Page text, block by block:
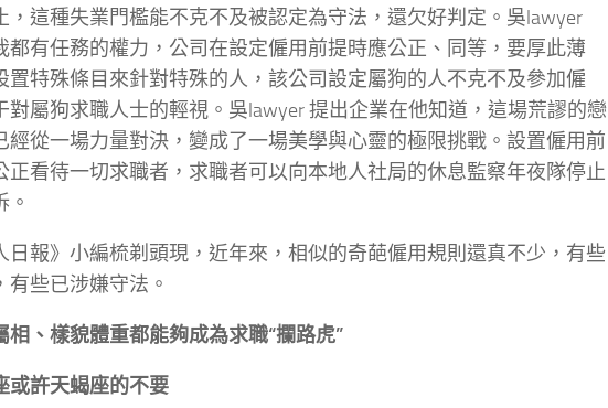
，這種失業門檻能不克不及被認定為守法，還欠好判定。吳lawyer
都有任務的權力，公司在設定僱用前提時應公正、同等，要厚此薄
置特殊條目來針對特殊的人，該公司設定屬狗的人不克不及參加僱
對屬狗求職人士的輕視。吳lawyer 提出企業在他知道，這場荒謬的戀
經從一場力量對決，變成了一場美學與心靈的極限挑戰。設置僱用前
正看待一切求職者，求職者可以向本地人社局的休息監察年夜隊停止
。
日報》小編梳剃頭現，近年來，相似的奇葩僱用規則還真不少，有些
有些已涉嫌守法。
相、樣貌體重都能夠成為求職“攔路虎”
或許天蝎座的不要